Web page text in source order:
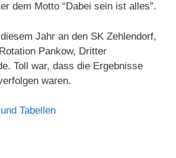
dem Motto “Dabei sein ist alles”.
Jahr an den SK Zehlendorf,
Pankow, Dritter
Toll war, dass die Ergebnisse
waren.
Tabellen